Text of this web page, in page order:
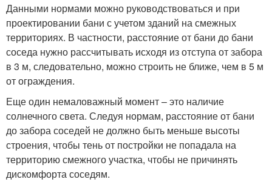
Данными нормами можно руководствоваться и при
проектировании бани с учетом зданий на смежных
территориях. В частности, расстояние от бани до бани
соседа нужно рассчитывать исходя из отступа от забора
в 3 м, следовательно, можно строить не ближе, чем в 5 м
от ограждения.
Еще один немаловажный момент – это наличие
солнечного света. Следуя нормам, расстояние от бани
до забора соседей не должно быть меньше высоты
строения, чтобы тень от постройки не попадала на
территорию смежного участка, чтобы не причинять
дискомфорта соседям.